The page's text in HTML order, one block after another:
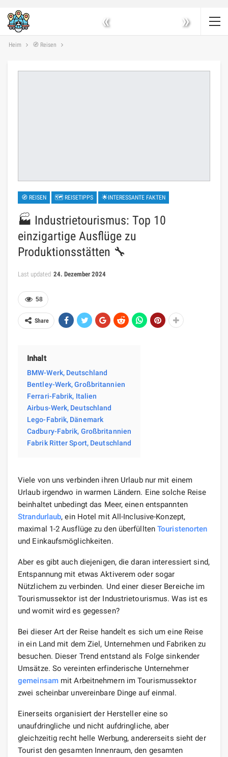
« »
Heim 🧭 Reisen
🧭 REISEN 🗺 REISETIPPS 🌟INTERESSANTE FAKTEN
🏭 Industrietourismus: Top 10
einzigartige Ausflüge zu
Produktionsstätten 🔧
Last updated 24. Dezember 2024
58
Share
Inhalt
BMW-Werk, Deutschland
Bentley-Werk, Großbritannien
Ferrari-Fabrik, Italien
Airbus-Werk, Deutschland
Lego-Fabrik, Dänemark
Cadbury-Fabrik, Großbritannien
Fabrik Ritter Sport, Deutschland
Viele von uns verbinden ihren Urlaub nur mit einem
Urlaub irgendwo in warmen Ländern. Eine solche Reise
beinhaltet unbedingt das Meer, einen entspannten
Strandurlaub, ein Hotel mit All-Inclusive-Konzept,
maximal 1-2 Ausflüge zu den überfülltenTouristenorten
und Einkaufsmöglichkeiten.
Aber es gibt auch diejenigen, die daran interessiert sind,
Entspannung mit etwas Aktiverem oder sogar
Nützlichem zu verbinden. Und einer dieser Bereiche im
Tourismussektor ist der Industrietourismus. Was ist es
und womit wird es gegessen?
Bei dieser Art der Reise handelt es sich um eine Reise
in ein Land mit dem Ziel, Unternehmen und Fabriken zu
besuchen. Dieser Trend entstand als Folge sinkender
Umsätze. So vereinten erfinderische Unternehmer
gemeinsammit Arbeitnehmern im Tourismussektor
zwei scheinbar unvereinbare Dinge auf einmal.
Einerseits organisiert der Hersteller eine so
unaufdringliche und nicht aufdringliche, aber
gleichzeitig recht helle Werbung, andererseits sieht der
Tourist den gesamten Innenraum, den gesamten